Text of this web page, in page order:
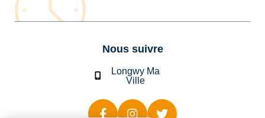
Nous suivre
Longwy Ma
Ville